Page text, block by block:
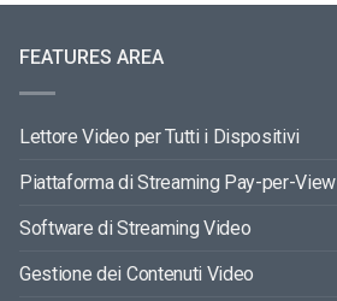
FEATURES AREA
Lettore Video per Tutti i Dispositivi
Piattaforma di Streaming Pay-per-View
Software di Streaming Video
Gestione dei Contenuti Video